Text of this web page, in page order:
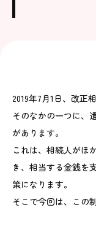
2019年7月1日、改正
そのなかの一つに、
があります。
これは、相続人がほ
き、相当する金銭を
策になります。
そこで今回は、この